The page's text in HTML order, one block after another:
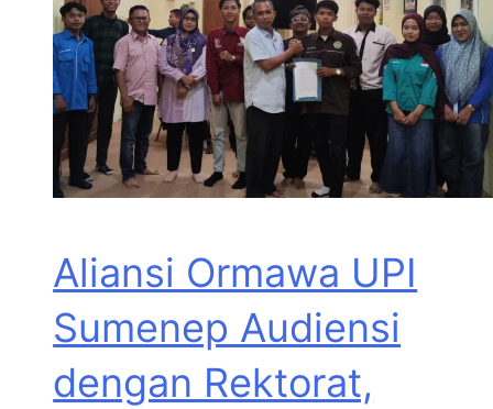
Aliansi Ormawa UPI
Sumenep Audiensi
dengan Rektorat,